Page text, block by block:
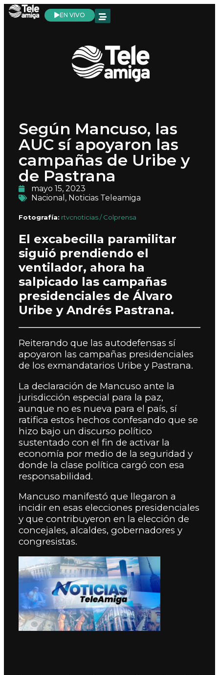
EN VIVO
Según Mancuso, las
AUC sí apoyaron las
campañas de Uribe y
de Pastrana
mayo 15, 2023
Nacional , Noticias Teleamiga
Fotografía: rtvcnoticias / Colprensa
El excabecilla paramilitar
siguió prendiendo el
ventilador, ahora ha
salpicado las campañas
presidenciales de Álvaro
Uribe y Andrés Pastrana.
Reiterando que las autodefensas sí
apoyaron las campañas presidenciales
de los exmandatarios Uribe y Pastrana.
La declaración de Mancuso ante la
jurisdicción especial para la paz,
aunque no es nueva para el país, sí
ratifica estos hechos confesando que se
hizo bajo un discurso político
sustentado con el fin de activar la
economía por medio de la seguridad y
donde la clase política cargó con esa
responsabilidad.
Mancuso manifestó que llegaron a
incidir en esas elecciones presidenciales
y que contribuyeron en la elección de
concejales, alcaldes, gobernadores y
congresistas.